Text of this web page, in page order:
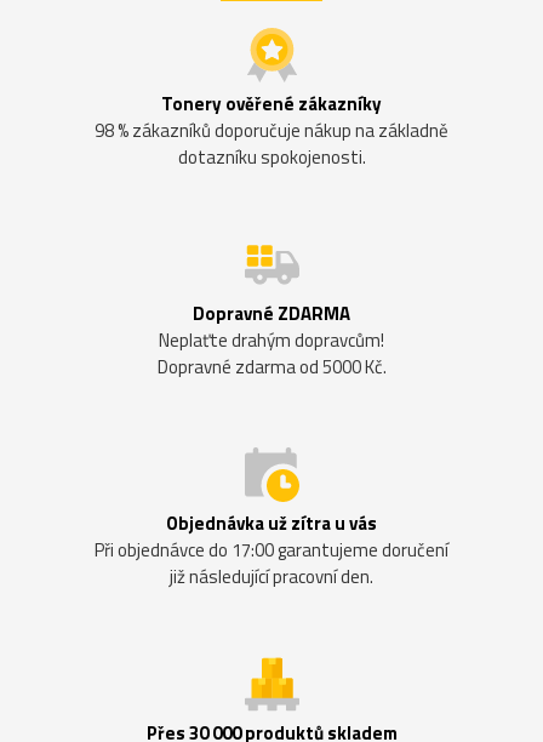
Tonery ověřené zákazníky
98 % zákazníků doporučuje nákup na základně
dotazníku spokojenosti.
Dopravné ZDARMA
Neplaťte drahým dopravcům!
Dopravné zdarma od 5000 Kč.
Objednávka už zítra u vás
Při objednávce do 17:00 garantujeme doručení
již následující pracovní den.
Přes 30 000 produktů skladem